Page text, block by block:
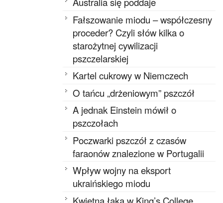
Fałszowanie miodu – współczesny
proceder? Czyli słów kilka o
starożytnej cywilizacji
pszczelarskiej
Kartel cukrowy w Niemczech
O tańcu „drżeniowym” pszczół
A jednak Einstein mówił o
pszczołach
Poczwarki pszczół z czasów
faraonów znalezione w Portugalii
Wpływ wojny na eksport
ukraińskiego miodu
Kwietna łąka w King’s College